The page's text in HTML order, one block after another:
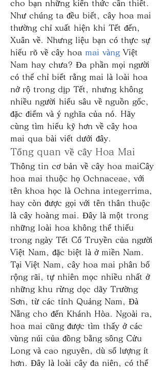
cho bạn những kiến thức cần thiết.
Như chúng ta đều biết, cây hoa mai
thường chỉ xuất hiện khi Tết đến,
Xuân về. Nhưng liệu bạn có thực sự
hiểu rõ về cây hoa mai vàng Việt
Nam hay chưa? Đa phần mọi người
có thể chỉ biết rằng mai là loài hoa
nở rộ trong dịp Tết, nhưng không
nhiều người hiểu sâu về nguồn gốc,
đặc điểm và ý nghĩa của nó. Hãy
cùng tìm hiểu kỹ hơn về cây hoa
mai qua bài viết dưới đây.
Tổng quan về cây Hoa Mai
Thông tin cơ bản về cây hoa maiCây
hoa mai thuộc họ Ochnaceae, với
tên khoa học là Ochna integerrima,
hay còn được gọi với tên thân thuộc
là cây hoàng mai. Đây là một trong
những loài hoa không thể thiếu
trong ngày Tết Cổ Truyền của người
Việt Nam, đặc biệt là ở miền Nam.
Tại Việt Nam, cây hoa mai phân bố
rộng rãi, tự nhiên mọc nhiều nhất ở
những khu rừng dọc dãy Trường
Sơn, từ các tỉnh Quảng Nam, Đà
Nẵng cho đến Khánh Hòa. Ngoài ra,
hoa mai cũng được tìm thấy ở các
vùng núi của đồng bằng sông Cửu
Long và cao nguyên, dù số lượng ít
hơn. Đây là loài cây đa niên, có thể